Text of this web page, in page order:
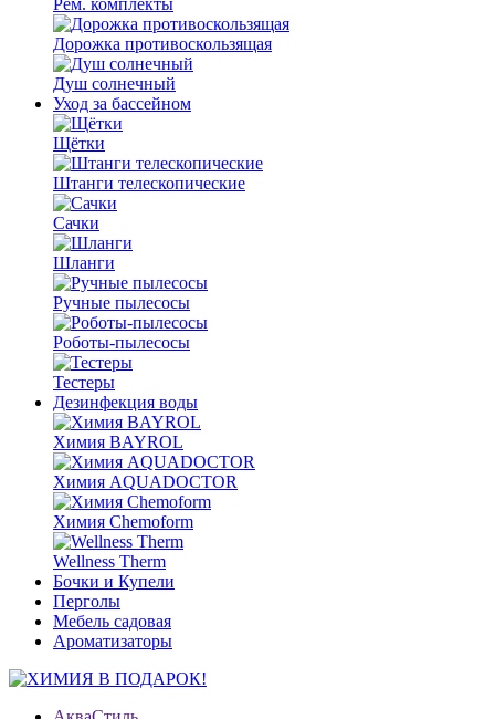
Рем. комплекты
Дорожка противоскользящая
Душ солнечный
Уход за бассейном
Щётки
Штанги телескопические
Сачки
Шланги
Ручные пылесосы
Роботы-пылесосы
Тестеры
Дезинфекция воды
Химия BAYROL
Химия AQUADOCTOR
Химия Chemoform
Wellness Therm
Бочки и Купели
Перголы
Мебель садовая
Ароматизаторы